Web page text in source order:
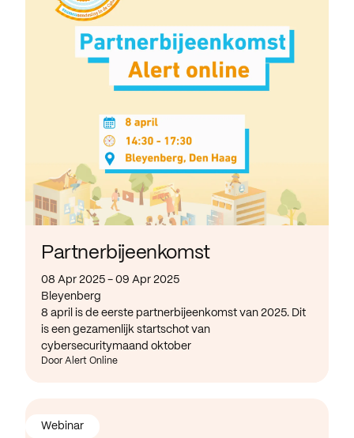
Partnerbijeenkomst
08 Apr 2025 - 09 Apr 2025
Bleyenberg
8 april is de eerste partnerbijeenkomst van 2025. Dit
is een gezamenlijk startschot van
cybersecuritymaand oktober
Door Alert Online
Webinar